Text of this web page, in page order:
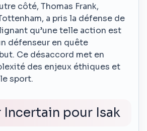
côté, Thomas Frank,
a pris la défense de
qu’une telle action est
défenseur en quête
Ce désaccord met en
des enjeux éthiques et
sport.
Incertain pour Isak